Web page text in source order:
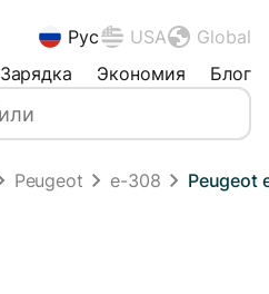
Рус USA
Global
Зарядка Экономия Блог
Peugeot e-308 Peugeot